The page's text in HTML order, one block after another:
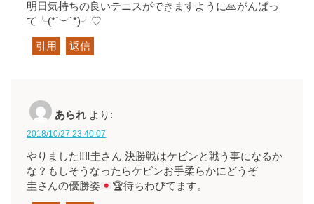
明日気持ちの良いテニスができますように🙏がんばっ
て╰(*´︶`*)╯♡
引用 返信
あられ より:
2018/10/27 23:40:07
やりました‼️‼️圭さん 決勝戦はケビンと戦う事になるか
な？もしそうなったらケビンお手柔らかにどうぞ
圭さんの優勝姿
🏆待ちわびてます。